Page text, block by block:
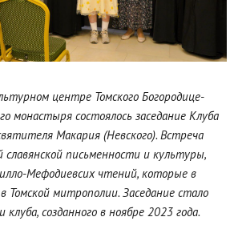
центре Томского Богородице-
монастыря состоялось заседание Клуба
Макария (Невского). Встреча
письменности и культуры,
Мефодиевсих чтений, которые в
Томской митрополии. Заседание стало
созданного в ноябре 2023 года.